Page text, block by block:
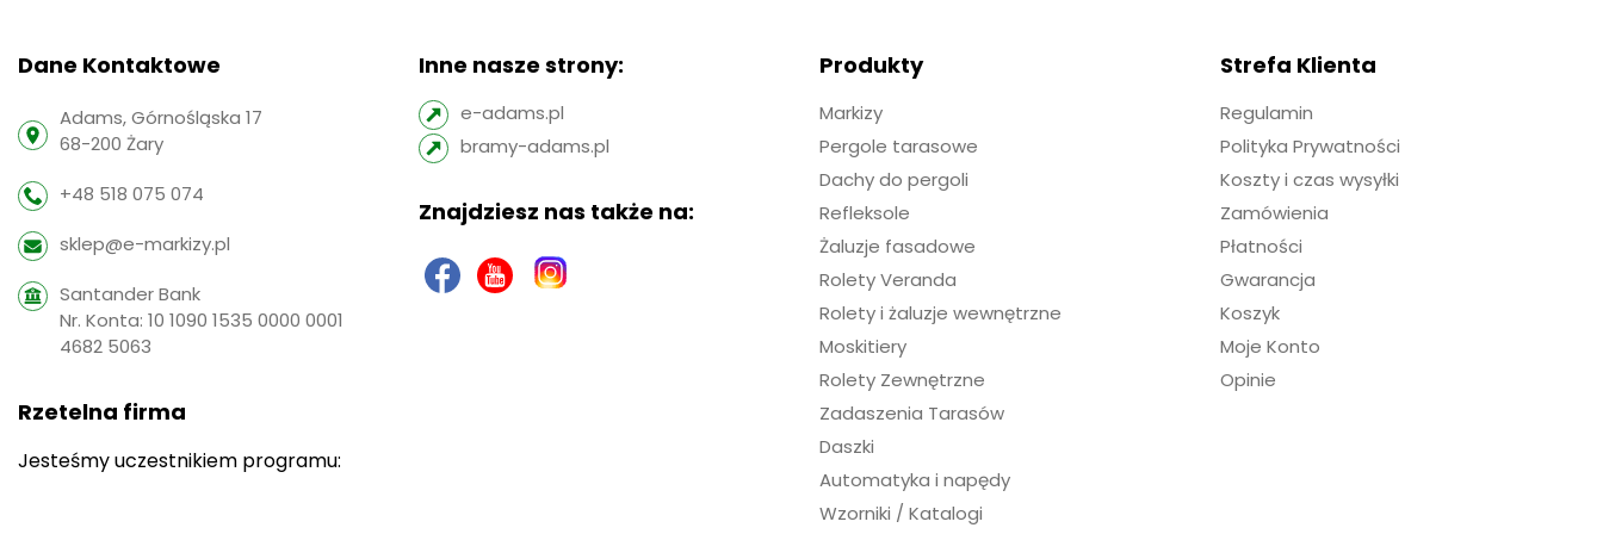
Dane Kontaktowe
Adams, Górnośląska 17
68-200 Żary
+48 518 075 074
sklep@e-markizy.pl
Santander Bank
Nr. Konta: 10 1090 1535 0000 0001
4682 5063
Rzetelna firma
Jesteśmy uczestnikiem programu:
Inne nasze strony:
e-adams.pl
bramy-adams.pl
Znajdziesz nas także na:
Produkty
Markizy
Pergole tarasowe
Dachy do pergoli
Refleksole
Żaluzje fasadowe
Rolety Veranda
Rolety i żaluzje wewnętrzne
Moskitiery
Rolety Zewnętrzne
Zadaszenia Tarasów
Daszki
Automatyka i napędy
Wzorniki / Katalogi
Strefa Klienta
Regulamin
Polityka Prywatności
Koszty i czas wysyłki
Zamówienia
Płatności
Gwarancja
Koszyk
Moje Konto
Opinie